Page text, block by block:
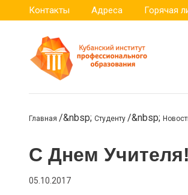
Контакты Адреса Горячая
Главная Студенту
С Днем Учителя!
05.10.2017